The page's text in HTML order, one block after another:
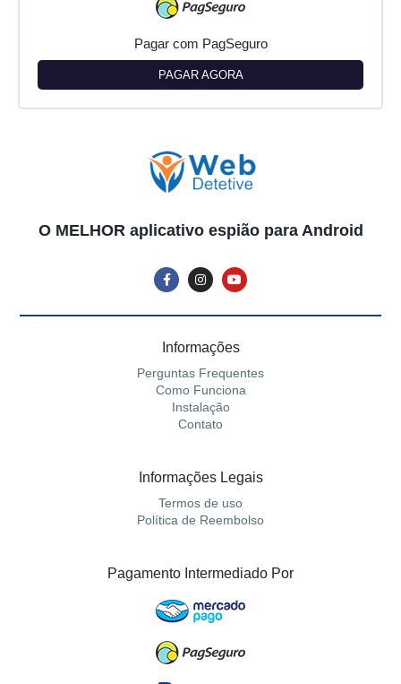
Pagar com PagSeguro
PAGAR AGORA
O MELHOR aplicativo espião para Android
Informações
Perguntas Frequentes
Como Funciona
Instalação
Contato
Informações Legais
Termos de uso
Política de Reembolso
Pagamento Intermediado Por